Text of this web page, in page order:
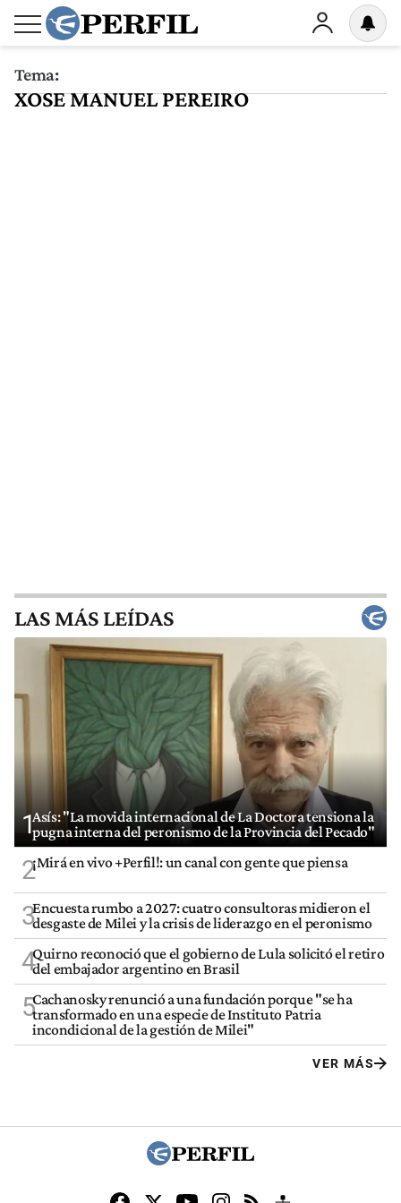
Tema:
XOSE MANUEL PEREIRO
LAS MÁS LEÍDAS
1Asís: "La movida internacional de La Doctora tensiona la
pugna interna del peronismo de la Provincia del Pecado"
2¡Mirá en vivo +Perfil!: un canal con gente que piensa
3Encuesta rumbo a 2027: cuatro consultoras midieron el
desgaste de Milei y la crisis de liderazgo en el peronismo
4Quirno reconoció que el gobierno de Lula solicitó el retiro
del embajador argentino en Brasil
5Cachanosky renunció a una fundación porque "se ha
transformado en una especie de Instituto Patria
incondicional de la gestión de Milei"
VER MÁS